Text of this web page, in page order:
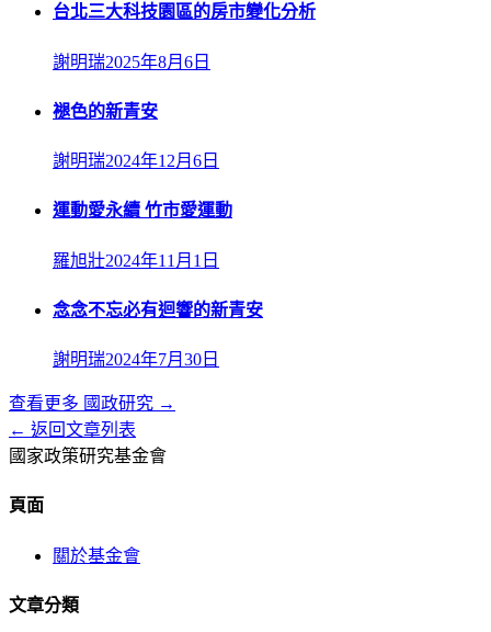
台北三大科技園區的房市變化分析
謝明瑞2025年8月6日
褪色的新青安
謝明瑞2024年12月6日
運動愛永續 竹市愛運動
羅旭壯2024年11月1日
念念不忘必有迴響的新青安
謝明瑞2024年7月30日
查看更多 國政研究 →
← 返回文章列表
國家政策研究基金會
頁面
關於基金會
文章分類